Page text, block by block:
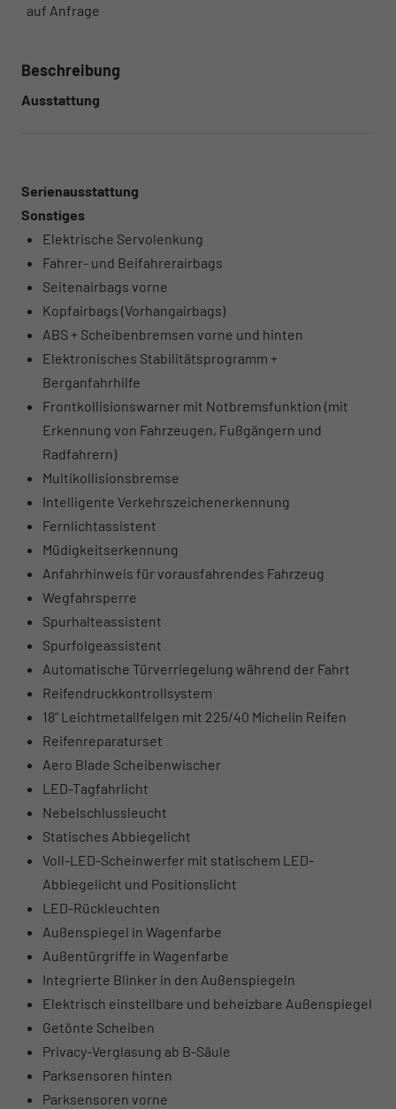
auf Anfrage
Beschreibung
Ausstattung
Serienausstattung
Sonstiges
Elektrische Servolenkung
Fahrer- und Beifahrerairbags
Seitenairbags vorne
Kopfairbags (Vorhangairbags)
ABS + Scheibenbremsen vorne und hinten
Elektronisches Stabilitätsprogramm +
Berganfahrhilfe
Frontkollisionswarner mit Notbremsfunktion (mit
Erkennung von Fahrzeugen, Fußgängern und
Radfahrern)
Multikollisionsbremse
Intelligente Verkehrszeichenerkennung
Fernlichtassistent
Müdigkeitserkennung
Anfahrhinweis für vorausfahrendes Fahrzeug
Wegfahrsperre
Spurhalteassistent
Spurfolgeassistent
Automatische Türverriegelung während der Fahrt
Reifendruckkontrollsystem
18" Leichtmetallfelgen mit 225/40 Michelin Reifen
Reifenreparaturset
Aero Blade Scheibenwischer
LED-Tagfahrlicht
Nebelschlussleucht
Statisches Abbiegelicht
Voll-LED-Scheinwerfer mit statischem LED-
Abbiegelicht und Positionslicht
LED-Rückleuchten
Außenspiegel in Wagenfarbe
Außentürgriffe in Wagenfarbe
Integrierte Blinker in den Außenspiegeln
Elektrisch einstellbare und beheizbare Außenspiegel
Getönte Scheiben
Privacy-Verglasung ab B-Säule
Parksensoren hinten
Parksensoren vorne